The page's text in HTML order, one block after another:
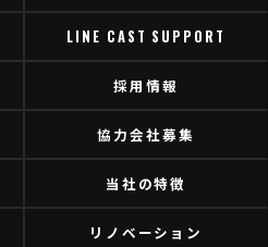
LINE CAST SUPPORT
採用情報
協力会社募集
当社の特徴
リノベーション